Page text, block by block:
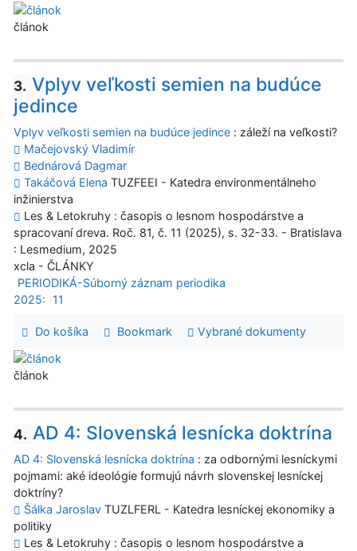
článok
3. Vplyv veľkosti semien na budúce
jedince
Vplyv veľkosti semien na budúce jedince : záleží na veľkosti?
Mačejovský Vladimír
Bednárová Dagmar
Takáčová Elena TUZFEEI - Katedra environmentálneho
inžinierstva
Les & Letokruhy : časopis o lesnom hospodárstve a
spracovaní dreva. Roč. 81, č. 11 (2025), s. 32-33. - Bratislava
: Lesmedium, 2025
xcla - ČLÁNKY
PERIODIKÁ-Súborný záznam periodika
2025:
11
Do košíka Bookmark Vybrané dokumenty
článok
4. AD 4: Slovenská lesnícka doktrína
AD 4: Slovenská lesnícka doktrína : za odbornými lesníckymi
pojmami: aké ideológie formujú návrh slovenskej lesníckej
doktríny?
Šálka Jaroslav TUZLFERL - Katedra lesníckej ekonomiky a
politiky
Les & Letokruhy : časopis o lesnom hospodárstve a